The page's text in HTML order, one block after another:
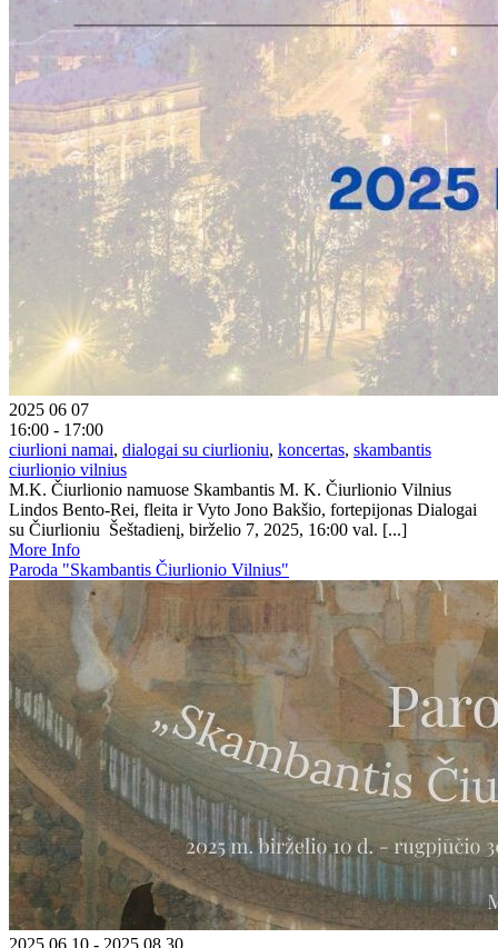
2025 06 07
16:00 - 17:00
ciurlioni namai, dialogai su ciurlioniu, koncertas, skambantis
ciurlionio vilnius
M.K. Čiurlionio namuose Skambantis M. K. Čiurlionio Vilnius
Lindos Bento-Rei, fleita ir Vyto Jono Bakšio, fortepijonas Dialogai
su Čiurlioniu Šeštadienį, birželio 7, 2025, 16:00 val. [...]
More Info
Paroda "Skambantis Čiurlionio Vilnius"
2025 06 10 - 2025 08 30